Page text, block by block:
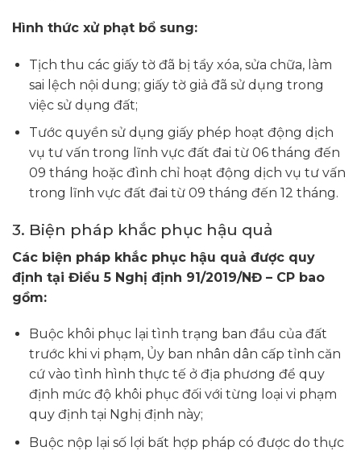
Hình thức xử phạt bổ sung:
Tịch thu các giấy tờ đã bị tẩy xóa, sửa chữa, làm
sai lệch nội dung; giấy tờ giả đã sử dụng trong
việc sử dụng đất;
Tước quyền sử dụng giấy phép hoạt động dịch
vụ tư vấn trong lĩnh vực đất đai từ 06 tháng đến
09 tháng hoặc đình chỉ hoạt động dịch vụ tư vấn
trong lĩnh vực đất đai từ 09 tháng đến 12 tháng.
3. Biện pháp khắc phục hậu quả
Các biện pháp khắc phục hậu quả được quy
định tại Điều 5 Nghị định 91/2019/NĐ – CP bao
gồm:
Buộc khôi phục lại tình trạng ban đầu của đất
trước khi vi phạm, Ủy ban nhân dân cấp tỉnh căn
cứ vào tình hình thực tế ở địa phương để quy
định mức độ khôi phục đối với từng loại vi phạm
quy định tại Nghị định này;
Buộc nộp lại số lợi bất hợp pháp có được do thực